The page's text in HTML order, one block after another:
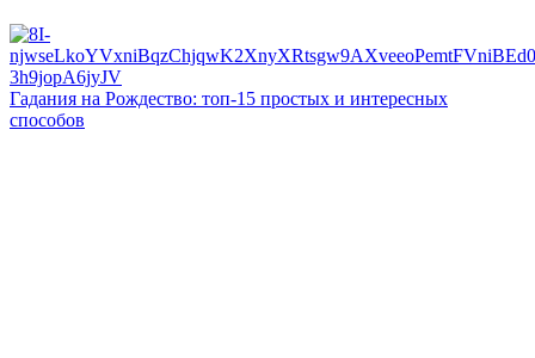
Гадания на Рождество: топ-15 простых и интересных
способов